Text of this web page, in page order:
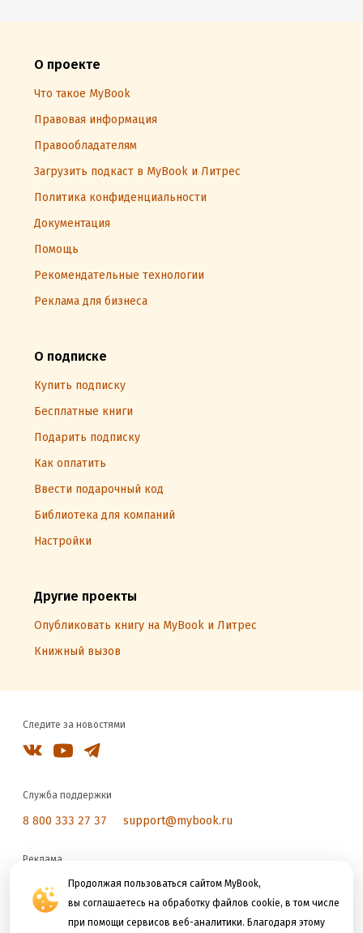
Продолжая пользоваться сайтом MyBook,
вы соглашаетесь на обработку файлов cookie, в том числе
при помощи сервисов веб-аналитики. Благодаря этому
О проекте
Что такое MyBook
Правовая информация
Правообладателям
Загрузить подкаст в MyBook и Литрес
Политика конфиденциальности
Документация
Помощь
Рекомендательные технологии
Реклама для бизнеса
О подписке
Купить подписку
Бесплатные книги
Подарить подписку
Как оплатить
Ввести подарочный код
Библиотека для компаний
Настройки
Другие проекты
Опубликовать книгу на MyBook и Литрес
Книжный вызов
Следите за новостями
Служба поддержки
8 800 333 27 37 support@mybook.ru
Реклама
reklama@litres.ru
Мы принимаем к оплате